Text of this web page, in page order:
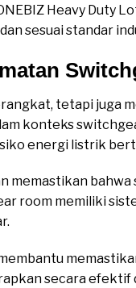
Heavy Duty
sesuai standar
tetapi juga
konteks
energi listrik
memastikan
room memiliki
secara efektif